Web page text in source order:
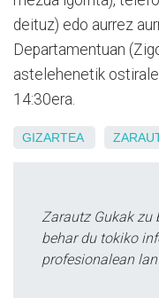
deituz) edo aurrez
Departamentuan
astelehenetik
14:30era.
GIZARTEA
Zarautz Gukak zu
behar du tokiko
profesionalean